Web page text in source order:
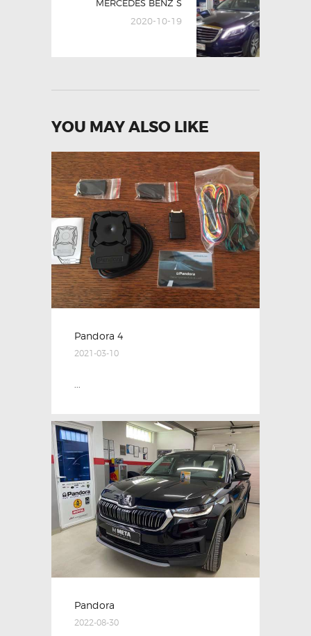
post:
MERCEDES BENZ S
2020-10-19
YOU MAY ALSO LIKE
Pandora 4
2021-03-10
...
Pandora
2022-08-30